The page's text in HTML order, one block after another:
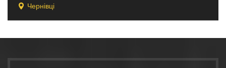
Чернівці